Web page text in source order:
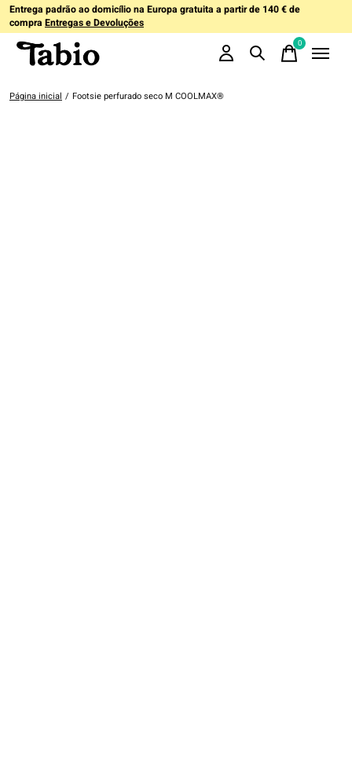
Entrega padrão ao domicílio na Europa gratuita a partir de 140 € de
compra Entregas e Devoluções
0items
Página inicial / Footsie perfurado seco M COOLMAX®